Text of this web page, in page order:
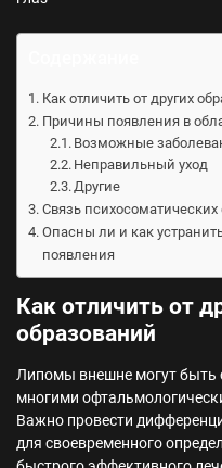
Как отличить от других
Причины появления в
Возможные
Неправильный уход
Другие
Связь
Опасны ли и как
появления
Как отличить от
образований
Липомы внешне могут быть
многими
Важно провести
для своевременного